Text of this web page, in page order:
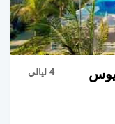
4 ليالي